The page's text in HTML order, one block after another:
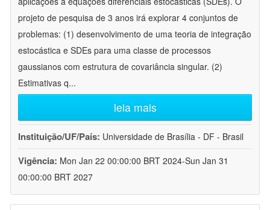
projeto de pesquisa de 3 anos irá explorar 4 conjuntos de
problemas: (1) desenvolvimento de uma teoria de integração
estocástica e SDEs para uma classe de processos
gaussianos com estrutura de covariância singular. (2)
Estimativas q...
leia mais
Instituição/UF/País: Universidade de Brasília - DF - Brasil
Vigência: Mon Jan 22 00:00:00 BRT 2024-Sun Jan 31
00:00:00 BRT 2027